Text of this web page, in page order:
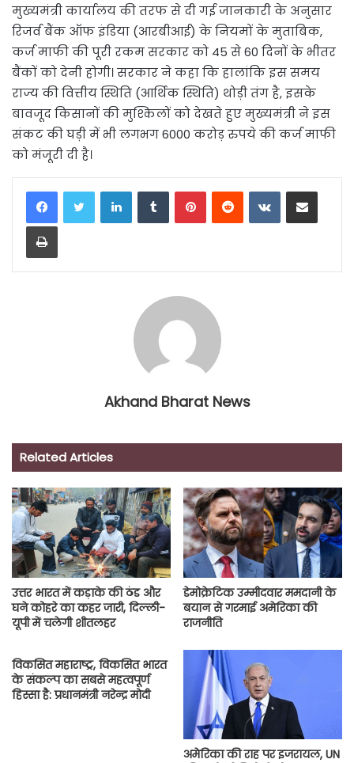
मुख्यमंत्री कार्यालय की तरफ से दी गई जानकारी के अनुसार
रिजर्व बैंक ऑफ इंडिया (आरबीआई) के नियमों के मुताबिक,
कर्ज माफी की पूरी रकम सरकार को 45 से 60 दिनों के भीतर
बैंकों को देनी होगी। सरकार ने कहा कि हालांकि इस समय
राज्य की वित्तीय स्थिति (आर्थिक स्थिति) थोड़ी तंग है, इसके
बावजूद किसानों की मुश्किलों को देखते हुए मुख्यमंत्री ने इस
संकट की घड़ी में भी लगभग 6000 करोड़ रुपये की कर्ज माफी
को मंजूरी दी है।
LinkedInTumblrPinterestReddit VKontakteShare via Email
Print
Akhand Bharat News
Related Articles
उत्तर भारत में कड़ाके की ठंड और
घने कोहरे का कहर जारी, दिल्ली-
यूपी में चलेगी शीतलहर
डेमोक्रेटिक उम्मीदवार ममदानी के
बयान से गरमाई अमेरिका की
राजनीति
विकसित महाराष्ट्र, विकसित भारत
के संकल्प का सबसे महत्वपूर्ण
हिस्सा है: प्रधानमंत्री नरेन्द्र मोदी
अमेरिका की राह पर इजरायल, UN